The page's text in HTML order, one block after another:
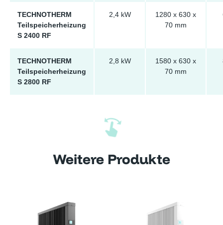
TECHNOTHERM
Teilspeicherheizung
S 2400 RF
2,4 kW
1280 x 630 x
70 mm
TECHNOTHERM
Teilspeicherheizung
S 2800 RF
2,8 kW
1580 x 630 x
70 mm
Weitere Produkte